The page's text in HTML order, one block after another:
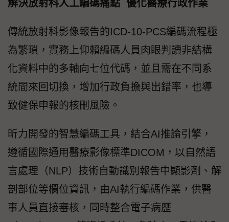
解決放射科人工編碼痛點 優化醫療行政作業
傳統放射科影像報告的ICD-10-PCS編碼流程極
為繁瑣，實務上仰賴編碼人員肉眼判讀非結構
化資料中的多軸向七位代碼，並且需在不同系
統間來回切換，增加行政負擔與出錯率，也導
致健保申報的核刪風險。
昕力開發的智慧編碼工具，結合AI推論引擎，
遵循國際通用醫療影像標準DICOM，以自然語
言處理（NLP）技術自動識別報告中顯影劑、解
剖部位等欄位資訊，由AI執行編碼作業，供醫
事人員直接審核，同時整合電子病歷